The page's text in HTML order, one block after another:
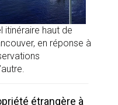
itinéraire haut de
en réponse à
étrangère à